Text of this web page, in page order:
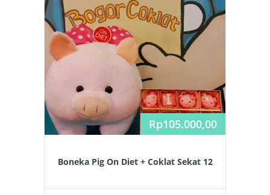
Rp105.000,00
Boneka Pig On Diet + Coklat Sekat 12